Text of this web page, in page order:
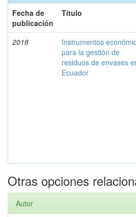
Fecha de
publicación
Título
2018
Instrumentos
para la gestión de
residuos de envases
Ecuador
Otras opciones
Autor